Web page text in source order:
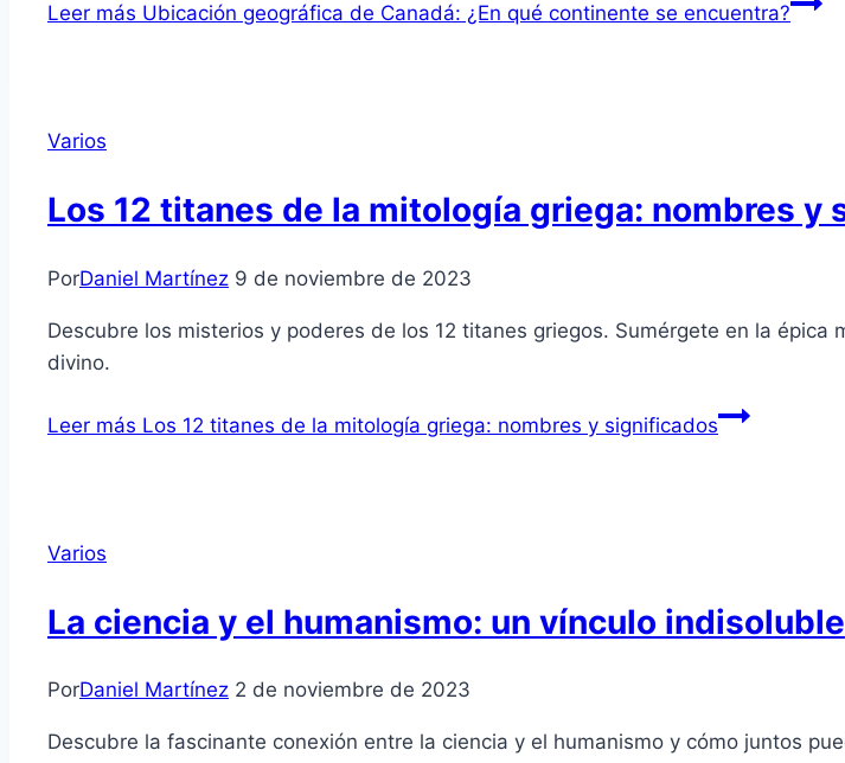
Leer más Ubicación geográfica de Canadá: ¿En qué continente se encuentra?
Varios
Los 12 titanes de la mitología griega: nombres y
PorDaniel Martínez 9 de noviembre de 2023
Descubre los misterios y poderes de los 12 titanes griegos. Sumérgete en la
divino.
Leer más Los 12 titanes de la mitología griega: nombres y significados
Varios
La ciencia y el humanismo: un vínculo indisoluble
PorDaniel Martínez 2 de noviembre de 2023
Descubre la fascinante conexión entre la ciencia y el humanismo y cómo juntos